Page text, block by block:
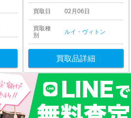
買取日 02月06日
買取種
別
ルイ・ヴィトン
買取品詳細